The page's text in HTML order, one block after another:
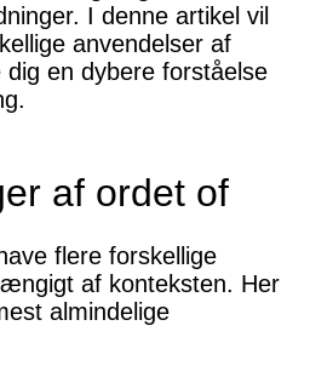
I denne artikel vil
anvendelser af
en dybere forståelse
af ordet of
flere forskellige
af konteksten. Her
almindelige